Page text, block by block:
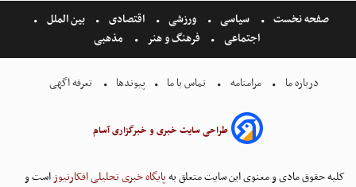
صفحه نخست سیاسی ورزشی اقتصادی
بین الملل
اجتماعی
فرهنگ و هنر مذهبی
درباره ما مرامنامه تماس با ما پیوندها تعرفه اگهی
طراحی سایت خبری و خبرگزاری آسام
کلیه حقوق مادی و معنوی این سایت متعلق بهپایگاه خبری تحلیلی افکارنیوزاست و